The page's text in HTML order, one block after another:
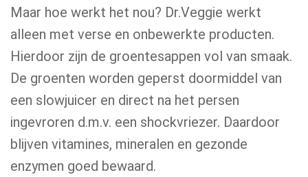
Maar hoe werkt het nou? Dr.Veggie werkt
alleen met verse en onbewerkte producten.
Hierdoor zijn de groentesappen vol van smaak.
De groenten worden geperst doormiddel van
een slowjuicer en direct na het persen
ingevroren d.m.v. een shockvriezer. Daardoor
blijven vitamines, mineralen en gezonde
enzymen goed bewaard.